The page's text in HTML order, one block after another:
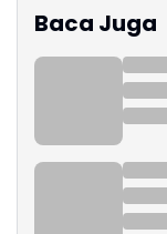
Baca Juga